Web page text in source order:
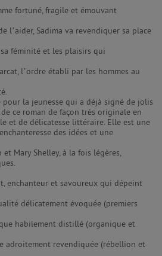
fortuné, fragile et émouvant
l’aider, Sadima va revendiquer sa place
féminité et les plaisirs qui
l’ordre établi par les hommes au
pour la jeunesse qui a déjà signé de jolis
ce roman de façon très originale en
et de délicatesse littéraire. Elle est une
des idées et une
et Mary Shelley, à la fois légères,
enchanteur et savoureux qui dépeint
délicatement évoquée (premiers
habilement distillé (organique et
adroitement revendiquée (rébellion et